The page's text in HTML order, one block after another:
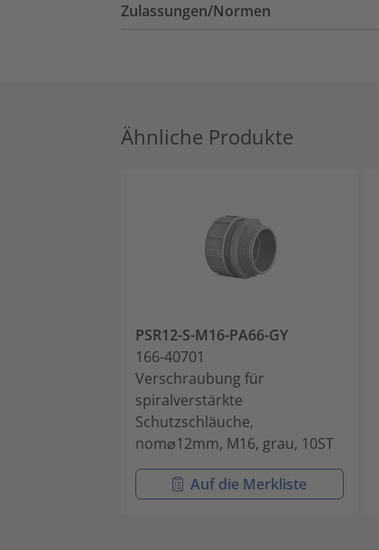
Zulassungen/Normen
Ähnliche Produkte
PSR12-S-M16-PA66-GY
166-40701
Verschraubung für
spiralverstärkte
Schutzschläuche,
nom⌀12mm, M16, grau, 10ST
Auf die Merkliste